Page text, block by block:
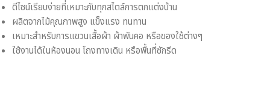
ดีไซน์เรียบง่ายที่เหมาะกับทุกสไตล์การตกแต่งบ้าน
ผลิตจากไม้คุณภาพสูง แข็งแรง ทนทาน
เหมาะสำหรับการแขวนเสื้อผ้า ผ้าพันคอ หรือของใช้ต่างๆ
ใช้งานได้ในห้องนอน โถงทางเดิน หรือพื้นที่ซักรีด